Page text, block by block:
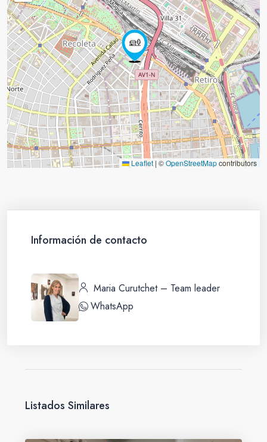
Leaflet | ©OpenStreetMapcontributors
Información de contacto
Maria Curutchet – Team leader
WhatsApp
Listados Similares